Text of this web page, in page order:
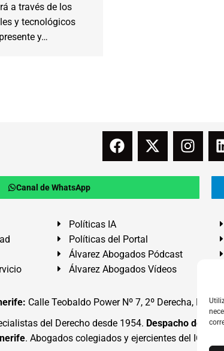
a través de los
y tecnológicos
y…
Canal de WhatsApp
Políticas IA
Políticas del Portal
Álvarez Abogados Pódcast
Álvarez Abogados Vídeos
Calle Teobaldo Power Nº 7, 2º Derecha, El
del Derecho desde 1954. Despacho de
. Abogados colegiados y ejercientes del ICATF.